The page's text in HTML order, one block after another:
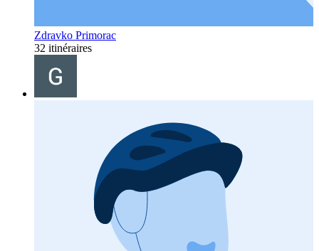
Zdravko Primorac
32 itinéraires